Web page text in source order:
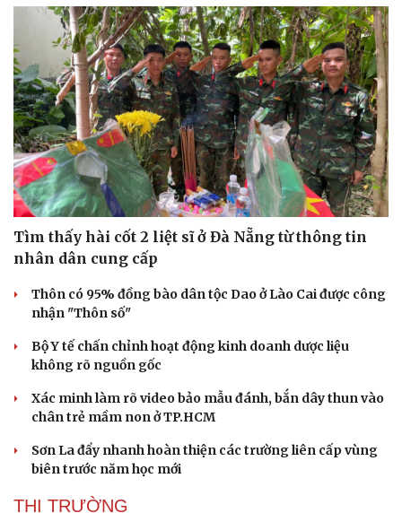
Doanh nghiệp
Thông tin doanh nghiệp
Doanh nhân
Vì cộng đồng
Công nghệ
Trải nghiệm
Tìm thấy hài cốt 2 liệt sĩ ở Đà Nẵng từ thông tin
nhân dân cung cấp
Thôn có 95% đồng bào dân tộc Dao ở Lào Cai được công
nhận "Thôn số"
Bộ Y tế chấn chỉnh hoạt động kinh doanh dược liệu
không rõ nguồn gốc
Xác minh làm rõ video bảo mẫu đánh, bắn dây thun vào
chân trẻ mầm non ở TP.HCM
Sơn La đẩy nhanh hoàn thiện các trường liên cấp vùng
biên trước năm học mới
THỊ TRƯỜNG